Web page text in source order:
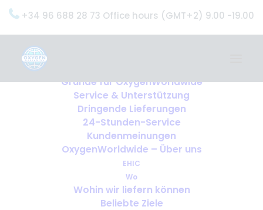
+34 96 688 28 73 Office hours (GMT+2) 9.00 -19.00
Gründe für OxygenWorldwide
Service & Unterstützung
Dringende Lieferungen
24-Stunden-Service
Kundenmeinungen
OxygenWorldwide – Über uns
EHIC
Wo
Wohin wir liefern können
Beliebte Ziele